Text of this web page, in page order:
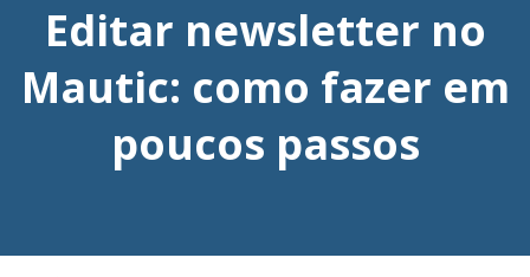
Editar newsletter no
Mautic: como fazer em
poucos passos